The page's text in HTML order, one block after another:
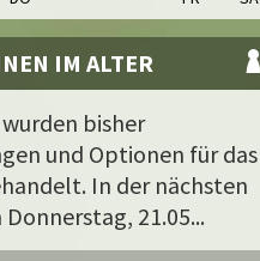
IM ALTER
bisher
und Optionen für das
In der nächsten
21.05...